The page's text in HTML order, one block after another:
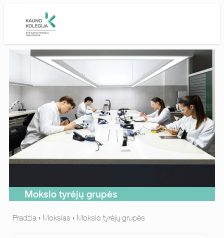
Mokslo tyrėjų grupės
Pradžia › Mokslas › Mokslo tyrėjų grupės